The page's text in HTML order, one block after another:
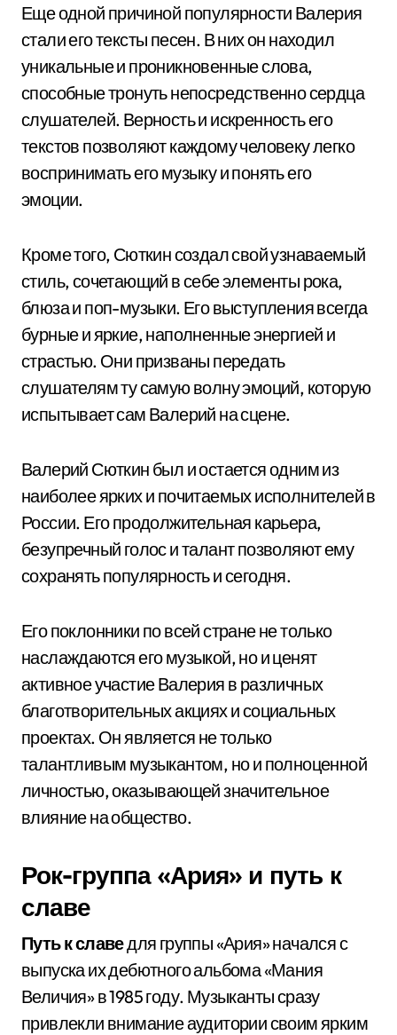
Еще одной причиной популярности Валерия
стали его тексты песен. В них он находил
уникальные и проникновенные слова,
способные тронуть непосредственно сердца
слушателей. Верность и искренность его
текстов позволяют каждому человеку легко
воспринимать его музыку и понять его
эмоции.
Кроме того, Сюткин создал свой узнаваемый
стиль, сочетающий в себе элементы рока,
блюза и поп-музыки. Его выступления всегда
бурные и яркие, наполненные энергией и
страстью. Они призваны передать
слушателям ту самую волну эмоций, которую
испытывает сам Валерий на сцене.
Валерий Сюткин был и остается одним из
наиболее ярких и почитаемых исполнителей в
России. Его продолжительная карьера,
безупречный голос и талант позволяют ему
сохранять популярность и сегодня.
Его поклонники по всей стране не только
наслаждаются его музыкой, но и ценят
активное участие Валерия в различных
благотворительных акциях и социальных
проектах. Он является не только
талантливым музыкантом, но и полноценной
личностью, оказывающей значительное
влияние на общество.
Рок-группа «Ария» и путь к
славе
Путь к славедля группы «Ария» начался с
выпуска их дебютного альбома «Мания
Величия» в 1985 году. Музыканты сразу
привлекли внимание аудитории своим ярким